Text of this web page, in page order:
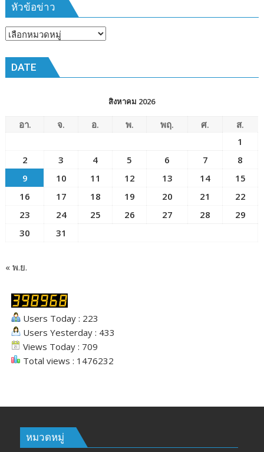
หัวข้อข่าว
หัวข้อ
DATE
สิงหาคม 2026
อา. จ. อ. พ. พฤ. ศ.
ส.
1
2
3 4 5 6 7
8
9
10 11 12 13 14
15
16
17 18 19 20 21
22
23
24 25 26 27 28
29
30
31
« พ.ย.
Users Today : 223
Users Yesterday : 433
Views Today : 709
Total views : 1476232
หมวดหมู่